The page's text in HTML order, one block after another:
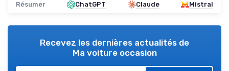
Résumer ChatGPT Claude Mistral
Recevez les dernières actualités de
Ma voiture occasion